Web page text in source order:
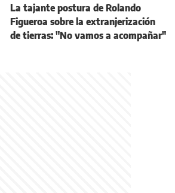
La tajante postura de Rolando
Figueroa sobre la extranjerización
de tierras: "No vamos a acompañar"